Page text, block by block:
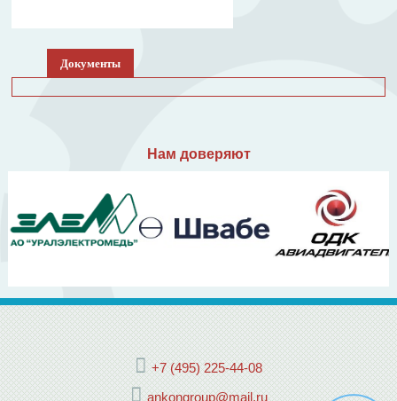
Документы
Нам доверяют
+7 (495) 225-44-08
ankongroup@mail.ru